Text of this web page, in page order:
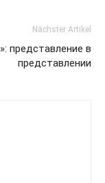
Nächster Artikel
представление в
представлении